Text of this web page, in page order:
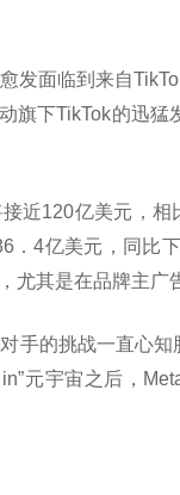
发面临到来自
旗下TikTok的迅猛
近120亿美元，相
4亿美元，同比
其是在品牌主广
手的挑战一直心
元宇宙之后，